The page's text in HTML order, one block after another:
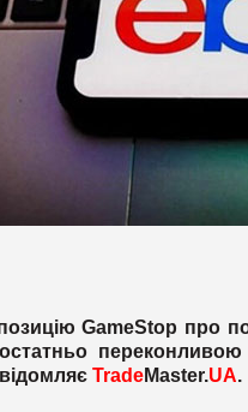
GameStop про
TradeMaster.UA.